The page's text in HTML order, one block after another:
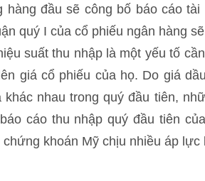
đầu sẽ công bố báo cáo
quý I của cổ phiếu ngân hàng
suất thu nhập là một yếu tố
giá cổ phiếu của họ. Do giá
nhau trong quý đầu tiên,
cáo thu nhập quý đầu tiên
khoán Mỹ chịu nhiều áp lực